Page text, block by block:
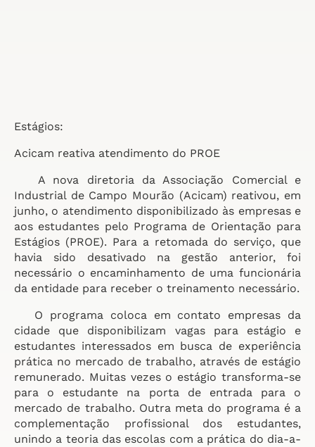
Estágios:
Acicam reativa atendimento do PROE
A nova diretoria da Associação Comercial e
Industrial de Campo Mourão (Acicam) reativou, em
junho, o atendimento disponibilizado às empresas e
aos estudantes pelo Programa de Orientação para
Estágios (PROE). Para a retomada do serviço, que
havia sido desativado na gestão anterior, foi
necessário o encaminhamento de uma funcionária
da entidade para receber o treinamento necessário.
O programa coloca em contato empresas da
cidade que disponibilizam vagas para estágio e
estudantes interessados em busca de experiência
prática no mercado de trabalho, através de estágio
remunerado. Muitas vezes o estágio transforma-se
para o estudante na porta de entrada para o
mercado de trabalho. Outra meta do programa é a
complementação profissional dos estudantes,
unindo a teoria das escolas com a prática do dia-a-